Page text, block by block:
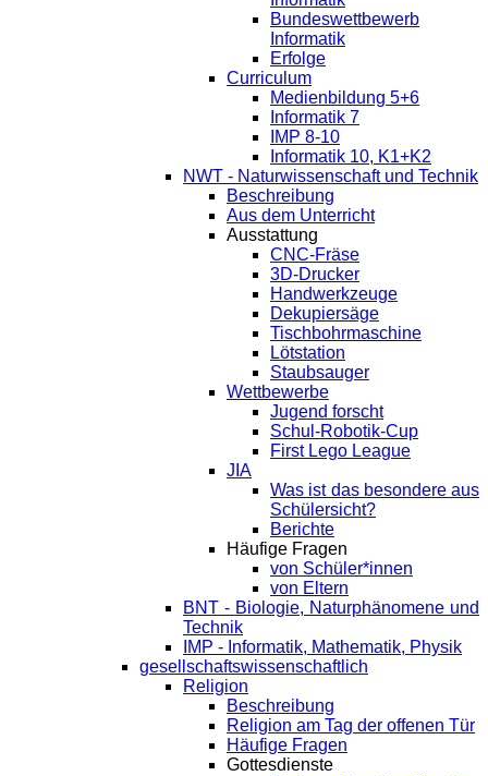
Bundeswettbewerb
Informatik
Erfolge
Curriculum
Medienbildung 5+6
Informatik 7
IMP 8-10
Informatik 10, K1+K2
NWT - Naturwissenschaft und Technik
Beschreibung
Aus dem Unterricht
Ausstattung
CNC-Fräse
3D-Drucker
Handwerkzeuge
Dekupiersäge
Tischbohrmaschine
Lötstation
Staubsauger
Wettbewerbe
Jugend forscht
Schul-Robotik-Cup
First Lego League
JIA
Was ist das besondere aus
Schülersicht?
Berichte
Häufige Fragen
von Schüler*innen
von Eltern
BNT - Biologie, Naturphänomene und
Technik
IMP - Informatik, Mathematik, Physik
gesellschaftswissenschaftlich
Religion
Beschreibung
Religion am Tag der offenen Tür
Häufige Fragen
Gottesdienste